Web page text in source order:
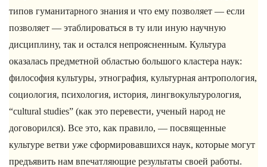
типов гуманитарного знания и что ему позволяет — если
позволяет — этаблироваться в ту или иную научную
дисциплину, так и остался непроясненным. Культура
оказалась предметной областью большого кластера наук:
философия культуры, этнография, культурная антропология,
социология, психология, история, лингвокультурология,
“cultural studies” (как это перевести, ученый народ не
договорился). Все это, как правило, — посвященные
культуре ветви уже сформировавшихся наук, которые могут
предъявить нам впечатляющие результаты своей работы.